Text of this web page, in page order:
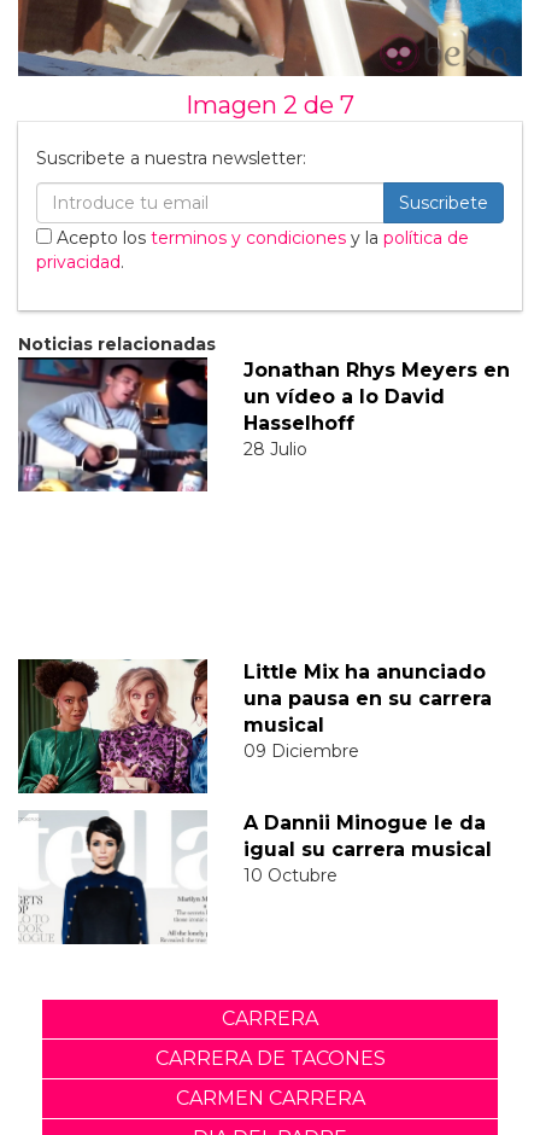
Imagen 2 de 7
Suscribete a nuestra newsletter:
Suscribete
Acepto los terminos y condiciones y la política de
privacidad.
Noticias relacionadas
Jonathan Rhys Meyers en
un vídeo a lo David
Hasselhoff
28 Julio
Little Mix ha anunciado
una pausa en su carrera
musical
09 Diciembre
A Dannii Minogue le da
igual su carrera musical
10 Octubre
CARRERA
CARRERA DE TACONES
CARMEN CARRERA